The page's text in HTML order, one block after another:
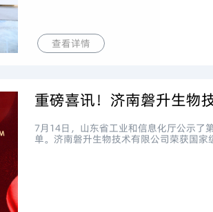
查看详情
7月14日，山东省工业和信息化厅公示
单。济南磐升生物技术有限公司荣获国